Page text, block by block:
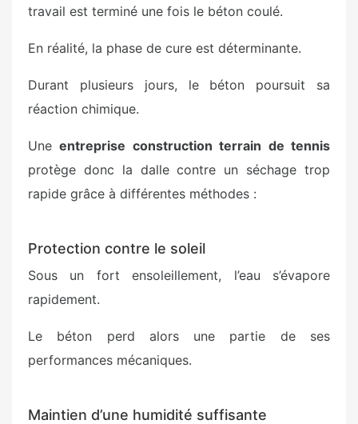
travail est terminé une fois le béton coulé.
En réalité, la phase de cure est déterminante.
Durant plusieurs jours, le béton poursuit sa
réaction chimique.
Uneentreprise construction terrain de tennis
protège donc la dalle contre un séchage trop
rapide grâce à différentes méthodes :
Protection contre le soleil
Sous un fort ensoleillement, l’eau s’évapore
rapidement.
Le béton perd alors une partie de ses
performances mécaniques.
Maintien d’une humidité suffisante